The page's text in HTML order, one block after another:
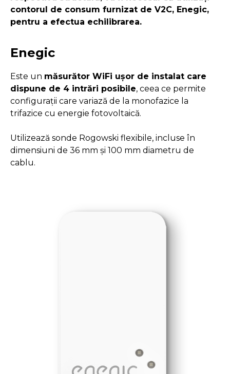
contorul de consum furnizat de V2C, Enegic,
pentru a efectua echilibrarea.
Enegic
Este un măsurător WiFi ușor de instalat care
dispune de 4 intrări posibile, ceea ce permite
configurații care variază de la monofazice la
trifazice cu energie fotovoltaică.
Utilizează sonde Rogowski flexibile, incluse în
dimensiuni de 36 mm și 100 mm diametru de
cablu.